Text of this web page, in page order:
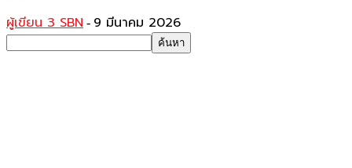
ผู้เขียน 3 SBN - 9 มีนาคม 2026